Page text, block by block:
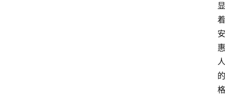
显
着
安
惠
人
的
格